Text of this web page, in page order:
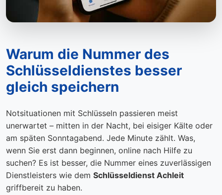
Warum die Nummer des
Schlüsseldienstes besser
gleich speichern
Notsituationen mit Schlüsseln passieren meist
unerwartet – mitten in der Nacht, bei eisiger Kälte oder
am späten Sonntagabend. Jede Minute zählt. Was,
wenn Sie erst dann beginnen, online nach Hilfe zu
suchen? Es ist besser, die Nummer eines zuverlässigen
Dienstleisters wie dem Schlüsseldienst Achleit
griffbereit zu haben.